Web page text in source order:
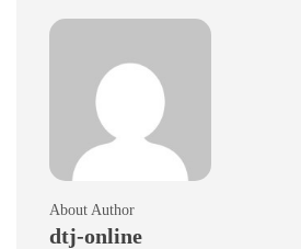
About Author
dtj-online